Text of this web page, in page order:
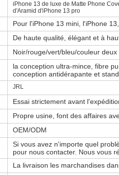
iPhone 13 de luxe de Matte Phone
d'Aramid d'iPhone 13 pro
Pour l'iPhone 13 mini, l'iPhone
De haute qualité, élégant et à
Noir/rouge/vert/bleu/couleur deux
la conception ultra-mince, fibre
conception antidérapante et
JRL
Essai strictement avant
Propre usine, font des affaires
OEM/ODM
Si vous avez n'importe quel
pour nous contacter. Nous vous
La livraison les marchandises